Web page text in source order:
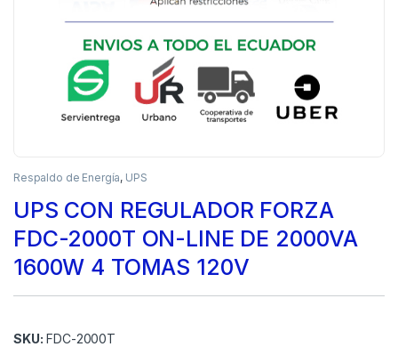
Respaldo de Energía, UPS
UPS CON REGULADOR FORZA
FDC-2000T ON-LINE DE 2000VA
1600W 4 TOMAS 120V
SKU: FDC-2000T